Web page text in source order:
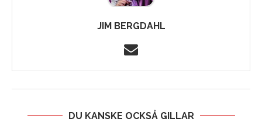
JIM BERGDAHL
DU KANSKE OCKSÅ GILLAR